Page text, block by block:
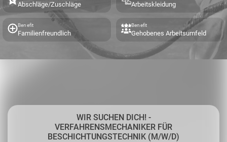
Abschläge/Zuschläge Arbeitskleidung
Benefit
Familienfreundlich
Benefit
Gehobenes Arbeitsumfeld
WIR SUCHEN DICH! -
VERFAHRENSMECHANIKER FÜR
BESCHICHTUNGSTECHNIK (M/W/D)